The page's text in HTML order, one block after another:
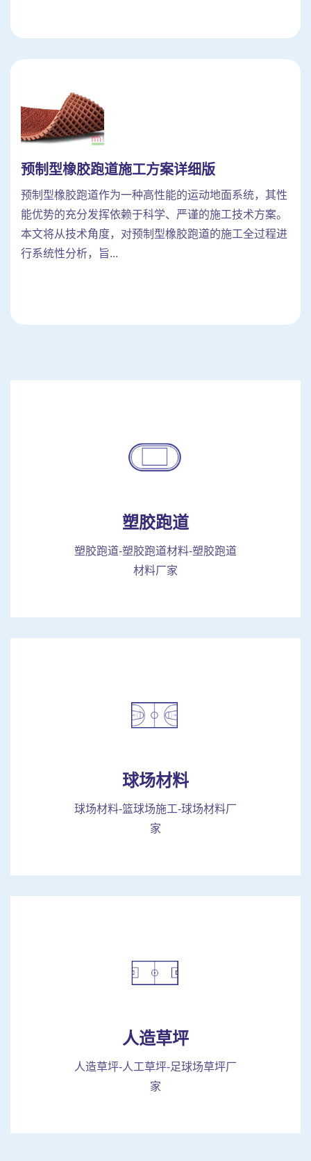
预制型橡胶跑道施工方案详细版
预制型橡胶跑道作为一种高性能的运动地面系统，其性
能优势的充分发挥依赖于科学、严谨的施工技术方案。
本文将从技术角度，对预制型橡胶跑道的施工全过程进
行系统性分析，旨...
塑胶跑道
塑胶跑道-塑胶跑道材料-塑胶跑道
材料厂家
球场材料
球场材料-篮球场施工-球场材料厂
家
人造草坪
人造草坪-人工草坪-足球场草坪厂
家